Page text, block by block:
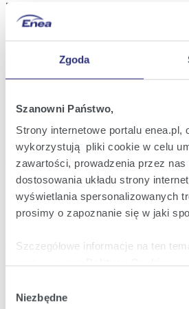
Zgoda
Szanowni Państwo,
Strony internetowe portalu enea.pl,
wykorzystują pliki cookie w celu
zawartości, prowadzenia przez
dostosowania układu strony
wyświetlania spersonalizowanych
prosimy o zapoznanie się w jaki
Szczegółowe informacje na ten
Klikając
zgody
Niezbędne
Zapraszamy do zapoznania się z filmami
inteligencji, fotowoltaiki, wodoru oraz
#ZasilaniWiedzą - Lekcja 1. Sztuczna
Zdalnego
filmu
#ZasilaniWiedzą - Lekcja 2.
URL
Zdalnego
filmu
#ZasilaniWiedzą - Lekcja 3.